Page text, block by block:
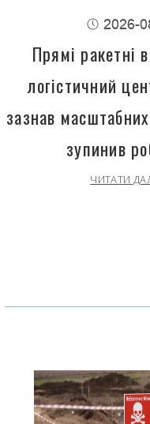
2026-
Прямі ракетні
логістичний
зазнав
зупинив
ЧИТАТИ